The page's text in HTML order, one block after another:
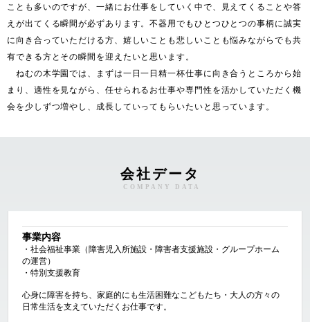
ことも多いのですが、一緒にお仕事をしていく中で、見えてくることや答
えが出てくる瞬間が必ずあります。不器用でもひとつひとつの事柄に誠実
に向き合っていただける方、嬉しいことも悲しいことも悩みながらでも共
有できる方とその瞬間を迎えたいと思います。
ねむの木学園では、まずは一日一日精一杯仕事に向き合うところから始
まり、適性を見ながら、任せられるお仕事や専門性を活かしていただく機
会を少しずつ増やし、成長していってもらいたいと思っています。
会社データ
COMPANY DATA
事業内容
・社会福祉事業（障害児入所施設・障害者支援施設・グループホーム
の運営）
・特別支援教育
心身に障害を持ち、家庭的にも生活困難なこどもたち・大人の方々の
日常生活を支えていただくお仕事です。